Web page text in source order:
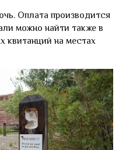
Оплата производится
можно найти также в
квитанций на местах